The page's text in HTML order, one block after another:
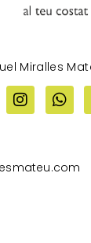
Miralles